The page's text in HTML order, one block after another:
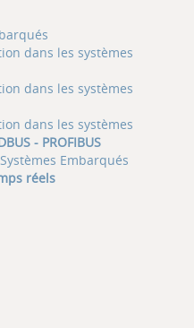
dans les systèmes
dans les systèmes
dans les systèmes
- PROFIBUS
Embarqués
réels